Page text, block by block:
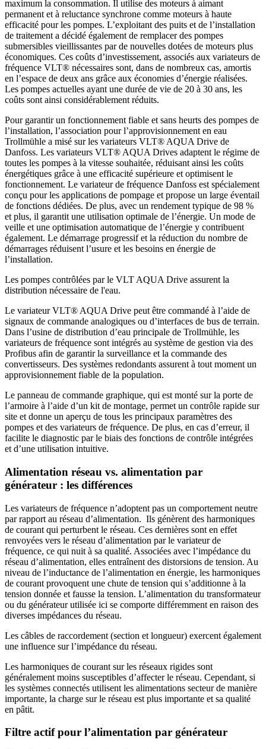
maximum la consommation. Il utilise des moteurs à aimant
permanent et à reluctance synchrone comme moteurs à haute
efficacité pour les pompes. L’exploitant des puits et de l’installation
de traitement a décidé également de remplacer des pompes
submersibles vieillissantes par de nouvelles dotées de moteurs plus
économiques. Ces coûts d’investissement, associés aux variateurs de
fréquence VLT® nécessaires sont, dans de nombreux cas, amortis
en l’espace de deux ans grâce aux économies d’énergie réalisées.
Les pompes actuelles ayant une durée de vie de 20 à 30 ans, les
coûts sont ainsi considérablement réduits.
Pour garantir un fonctionnement fiable et sans heurts des pompes de
l’installation, l’association pour l’approvisionnement en eau
Trollmühle a misé sur les variateurs VLT® AQUA Drive de
Danfoss. Les variateurs VLT® AQUA Drives adaptent le régime de
toutes les pompes à la vitesse souhaitée, réduisant ainsi les coûts
énergétiques grâce à une efficacité supérieure et optimisent le
fonctionnement. Le variateur de fréquence Danfoss est spécialement
conçu pour les applications de pompage et propose un large éventail
de fonctions dédiées. De plus, avec un rendement typique de 98 %
et plus, il garantit une utilisation optimale de l’énergie. Un mode de
veille et une optimisation automatique de l’énergie y contribuent
également. Le démarrage progressif et la réduction du nombre de
démarrages réduisent l’usure et les besoins en énergie de
l’installation.
Les pompes contrôlées par le VLT AQUA Drive assurent la
distribution nécessaire de l'eau.
Le variateur VLT® AQUA Drive peut être commandé à l’aide de
signaux de commande analogiques ou d’interfaces de bus de terrain.
Dans l’usine de distribution d’eau principale de Trollmühle, les
variateurs de fréquence sont intégrés au système de gestion via des
Profibus afin de garantir la surveillance et la commande des
convertisseurs. Des systèmes redondants assurent à tout moment un
approvisionnement fiable de la population.
Le panneau de commande graphique, qui est monté sur la porte de
l’armoire à l’aide d’un kit de montage, permet un contrôle rapide sur
site et donne un aperçu de tous les principaux paramètres des
pompes et des variateurs de fréquence. De plus, en cas d’erreur, il
facilite le diagnostic par le biais des fonctions de contrôle intégrées
et d’une utilisation intuitive.
Alimentation réseau vs. alimentation par
générateur : les différences
Les variateurs de fréquence n’adoptent pas un comportement neutre
par rapport au réseau d’alimentation. Ils génèrent des harmoniques
de courant qui perturbent le réseau. Ces dernières sont en effet
renvoyées vers le réseau d’alimentation par le variateur de
fréquence, ce qui nuit à sa qualité. Associées avec l’impédance du
réseau d’alimentation, elles entraînent des distorsions de tension. Au
niveau de l’inductance de l’alimentation en énergie, les harmoniques
de courant provoquent une chute de tension qui s’additionne à la
tension donnée et fausse la tension. L’alimentation du transformateur
ou du générateur utilisée ici se comporte différemment en raison des
diverses impédances du réseau.
Les câbles de raccordement (section et longueur) exercent également
une influence sur l’impédance du réseau.
Les harmoniques de courant sur les réseaux rigides sont
généralement moins susceptibles d’affecter le réseau. Cependant, si
les systèmes connectés utilisent les alimentations secteur de manière
importante, la charge sur le réseau est plus importante et sa qualité
en pâtit.
Filtre actif pour l’alimentation par générateur